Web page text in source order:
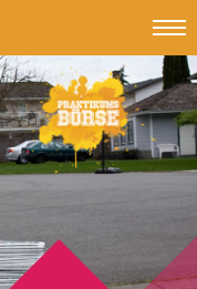
#
Jub
-
Jungend
und
Beruf